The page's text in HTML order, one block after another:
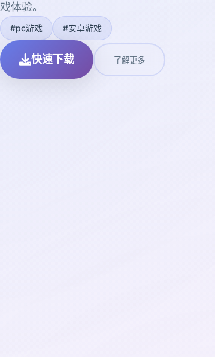
戏体验。
#pc游戏 #安卓游戏
快速下载 了解更多